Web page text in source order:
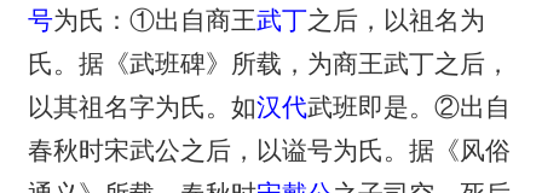
号为氏：①出自商王武丁之后，以祖名为
氏。据《武班碑》所载，为商王武丁之后，
以其祖名字为氏。如汉代武班即是。②出自
春秋时宋武公之后，以谥号为氏。据《风俗